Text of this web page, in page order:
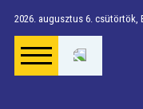
2026. augusztus 6. csütörtök,